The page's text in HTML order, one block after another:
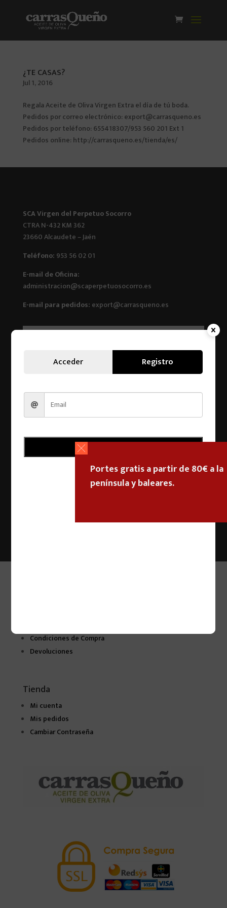
Portes gratis a partir de 80€ a la
península y baleares.
¿TE CASAS?
Jul 1, 2016
Regala Aceite de Oliva Virgen Extra el día de tú boda.
Pedidos por correo electrónico: export@carrasqueno.es
Pedidos por teléfono: 655418307/953 560 201 Ext 1
Pedidos online: http://carrasqueno.es/tienda/es/
SCA Virgen del Perpetuo Socorro
CTRA N-432 KM 362
23660 Alcaudete – Jaén
Teléfono: 953 56 02 01
E-mail de Oficina:
administracion@scaperpetuosocorro.es
E-mail para pedidos: export@carrasqueno.es
Condiciones de Compra
Devoluciones
Tienda
Mi cuenta
Mis pedidos
Cambiar Contraseña
Acceder Registro